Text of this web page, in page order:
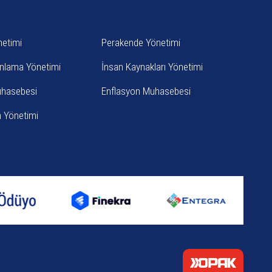
Perakende Yönetimi
Yönetimi
İnsan Kaynakları Yönetimi
Enflasyon Muhasebesi
Yönetimi